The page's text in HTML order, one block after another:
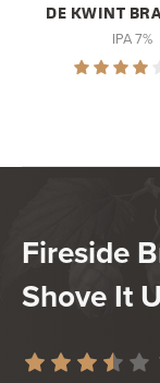
DE KWINT
IPA 7%
Fireside
Shove It